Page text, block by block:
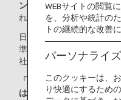
ンジ
をご利用いただけま
れる際のラウンジ入室基
日本国外の空港にてお乗
準が異なる場合がござい
社にお問い合わせくださ
「ANA SUITE LOUNGE
はご利用いただけません。
WEBサイトの閲覧
を、分析や統計の
トの継続的な改善
パーソナライ
このクッキーは、
り快適にするため